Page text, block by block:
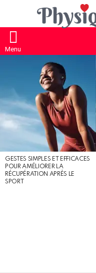
Menu
GESTES SIMPLES ET EFFICACES
POUR AMÉLIORER LA
RÉCUPÉRATION APRÈS LE
SPORT